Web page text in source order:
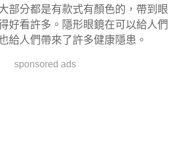
部分都是有款式有顏色的，帶到眼
好看許多。隱形眼鏡在可以給人們
給人們帶來了許多健康隱患。
sponsored ads